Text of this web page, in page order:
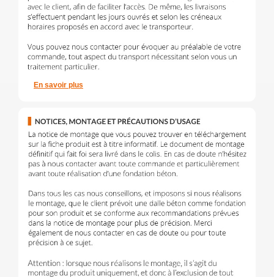
En savoir plus